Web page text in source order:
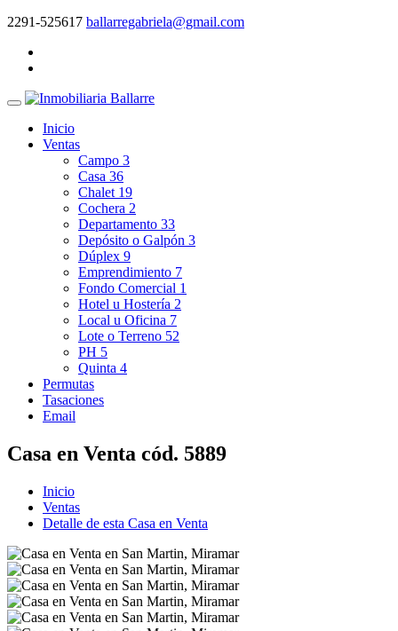
2291-525617 ballarregabriela@gmail.com
Inicio
Ventas
Campo 3
Casa 36
Chalet 19
Cochera 2
Departamento 33
Depósito o Galpón 3
Dúplex 9
Emprendimiento 7
Fondo Comercial 1
Hotel u Hostería 2
Local u Oficina 7
Lote o Terreno 52
PH 5
Quinta 4
Permutas
Tasaciones
Email
Casa en Venta cód. 5889
Inicio
Ventas
Detalle de esta Casa en Venta